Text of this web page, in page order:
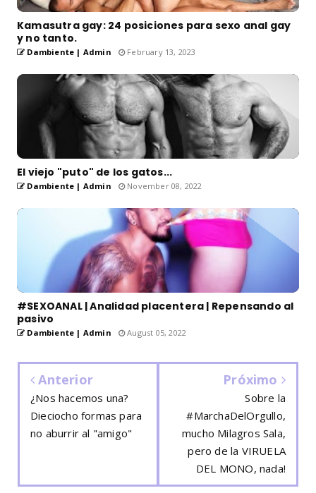
Kamasutra gay: 24 posiciones para sexo anal gay
y no tanto.
Dambiente | Admin February 13, 2023
El viejo "puto" de los gatos...
Dambiente | Admin November 08, 2022
#SEXOANAL | Analidad placentera | Repensando al
pasivo
Dambiente | Admin August 05, 2022
Anterior
¿Nos hacemos una?
Dieciocho formas para
no aburrir al "amigo"
Próximo
Sobre la
#MarchaDelOrgullo,
mucho Milagros Sala,
pero de la VIRUELA
DEL MONO, nada!